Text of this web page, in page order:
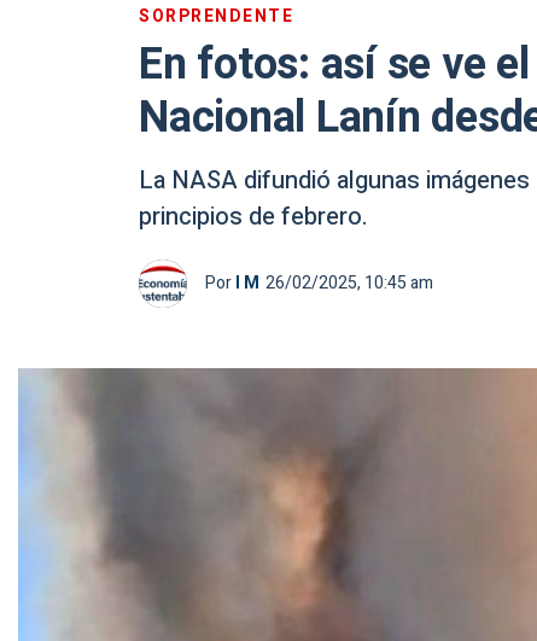
SORPRENDENTE
En fotos: así se ve
Nacional Lanín
La NASA difundió algunas
principios de febrero.
PorI M 26/02/2025, 10:45 am